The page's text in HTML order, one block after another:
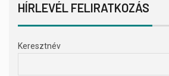
HÍRLEVÉL FELIRATKOZÁS
Keresztnév